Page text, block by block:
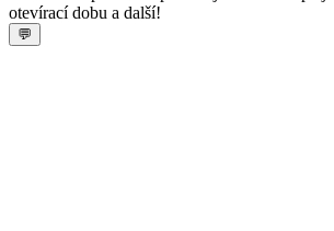
otevírací dobu a další!
💬